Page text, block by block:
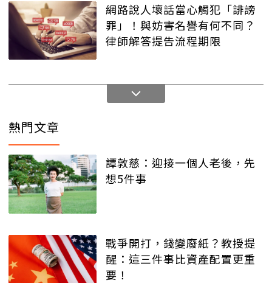
網路說人壞話當心觸犯「誹謗
罪」！與妨害名譽有何不同？
律師解答提告流程期限
熱門文章
譚敦慈：迎接一個人老後，先
想5件事
戰爭開打，錢變廢紙？教授提
醒：這三件事比資產配置更重
要！